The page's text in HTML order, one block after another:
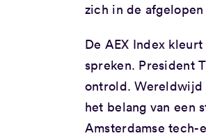
zich in de
De AEX Index
spreken. President
ontrold. Wereldwijd
het belang van een
Amsterdamse tech-